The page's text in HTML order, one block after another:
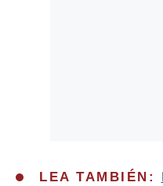
LEA TAMBIÉN: